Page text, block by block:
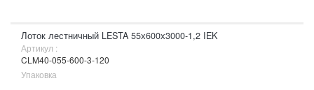
Лоток лестничный LESTA 55х600х3000-1,2 IEK
Артикул :
CLM40-055-600-3-120
Упаковка